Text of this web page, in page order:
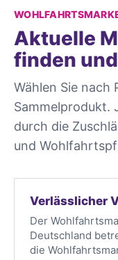
Aktuelle
finden
Wählen Sie nach
Sammelprodukt.
durch die
und
Verlässlicher
Der
Deutschland
die